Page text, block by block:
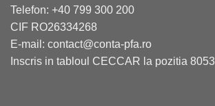
Telefon: +40 799 300 200
CIF RO26334268
E-mail: contact@conta-pfa.ro
Inscris in tabloul CECCAR la pozitia 8053